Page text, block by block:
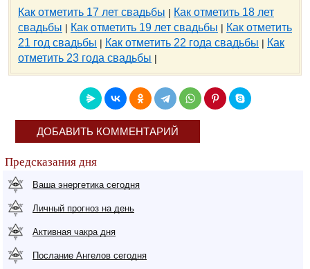
Как отметить 17 лет свадьбы | Как отметить 18 лет
свадьбы | Как отметить 19 лет свадьбы | Как отметить
21 год свадьбы | Как отметить 22 года свадьбы | Как
отметить 23 года свадьбы |
ДОБАВИТЬ КОММЕНТАРИЙ
Предсказания дня
Ваша энергетика сегодня
Личный прогноз на день
Активная чакра дня
Послание Ангелов сегодня